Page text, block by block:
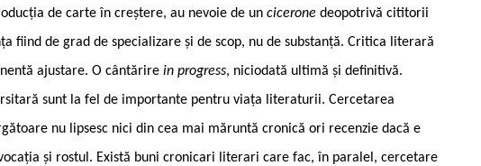
de carte în creștere, au nevoie de un cicerone deopotrivă cititorii
fiind de grad de specializare și de scop, nu de substanță. Critica literară
ajustare. O cântărire in progress, niciodată ultimă și definitivă.
sunt la fel de importante pentru viața literaturii. Cercetarea
nu lipsesc nici din cea mai măruntă cronică ori recenzie dacă e
și rostul. Există buni cronicari literari care fac, în paralel, cercetare